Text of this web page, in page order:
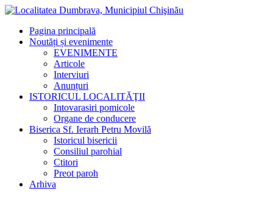
Pagina principală
Noutăți și evenimente
EVENIMENTE
Articole
Interviuri
Anunțuri
ISTORICUL LOCALITĂŢII
Intovarasiri pomicole
Organe de conducere
Biserica Sf. Ierarh Petru Movilă
Istoricul bisericii
Consiliul parohial
Ctitori
Preot paroh
Arhiva